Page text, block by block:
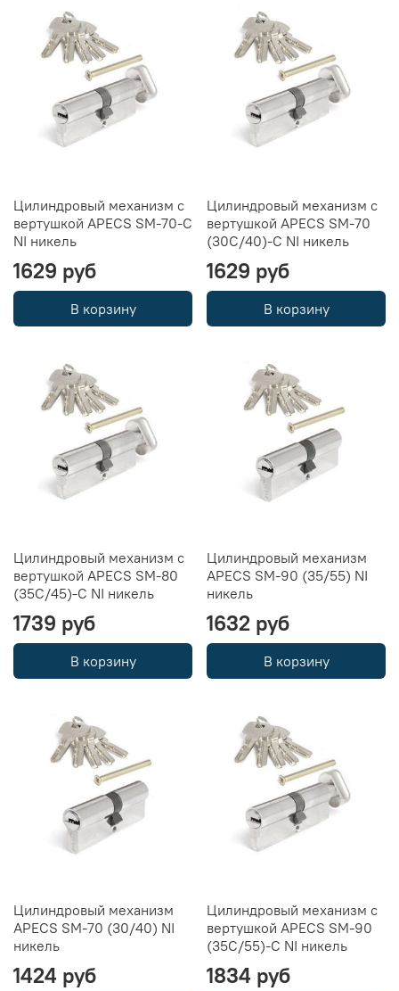
Цилиндровый механизм с
вертушкой APECS SM-70-C
NI никель
1629 руб
В корзину
Цилиндровый механизм с
вертушкой APECS SM-70
(30C/40)-C NI никель
1629 руб
В корзину
Цилиндровый механизм с
вертушкой APECS SM-80
(35C/45)-C NI никель
1739 руб
В корзину
Цилиндровый механизм
APECS SM-90 (35/55) NI
никель
1632 руб
В корзину
Цилиндровый механизм
APECS SM-70 (30/40) NI
никель
1424 руб
Цилиндровый механизм с
вертушкой APECS SM-90
(35C/55)-C NI никель
1834 руб